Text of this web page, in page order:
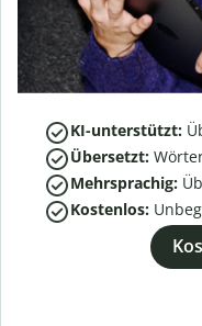
KI-unterstützt:
Übersetzt:
Mehrsprachig:
Kostenlos: